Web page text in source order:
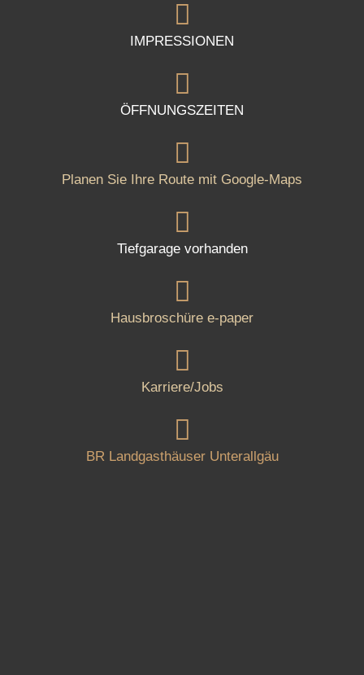
IMPRESSIONEN
ÖFFNUNGSZEITEN
Planen Sie Ihre Route mit Google-Maps
Tiefgarage vorhanden
Hausbroschüre e-paper
Karriere/Jobs
BR Landgasthäuser Unterallgäu